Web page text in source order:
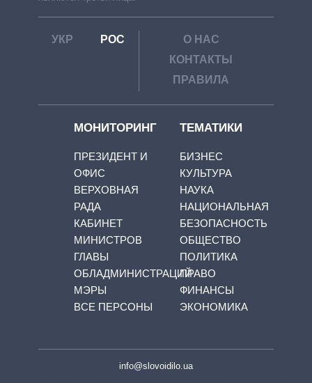
УКР РОС
О НАС
КОНТАКТЫ
ПРАВИЛА
МОНИТОРИНГ
ПРЕЗИДЕНТ И
ОФИС
ВЕРХОВНАЯ
РАДА
КАБИНЕТ
МИНИСТРОВ
ГЛАВЫ
ОБЛАДМИНИСТРАЦИЙ
МЭРЫ
ВСЕ ПЕРСОНЫ
ТЕМАТИКИ
БИЗНЕС
КУЛЬТУРА
НАУКА
НАЦИОНАЛЬНАЯ
БЕЗОПАСНОСТЬ
ОБЩЕСТВО
ПОЛИТИКА
ПРАВО
ФИНАНСЫ
ЭКОНОМИКА
info@slovoidilo.ua